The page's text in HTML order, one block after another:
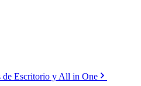
de Escritorio y All in One